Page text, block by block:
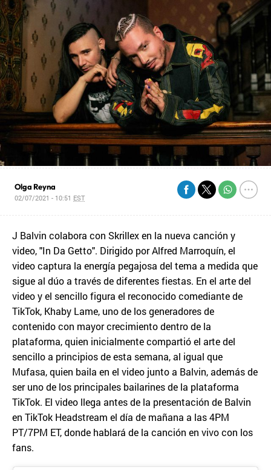
Olga Reyna
02/07/2021 - 10:51 EST
J Balvin colabora con Skrillex en la nueva canción y
video, "In Da Getto". Dirigido por Alfred Marroquín, el
video captura la energía pegajosa del tema a medida que
sigue al dúo a través de diferentes fiestas. En el arte del
video y el sencillo figura el reconocido comediante de
TikTok, Khaby Lame, uno de los generadores de
contenido con mayor crecimiento dentro de la
plataforma, quien inicialmente compartió el arte del
sencillo a principios de esta semana, al igual que
Mufasa, quien baila en el video junto a Balvin, además de
ser uno de los principales bailarines de la plataforma
TikTok. El video llega antes de la presentación de Balvin
en TikTok Headstream el día de mañana a las 4PM
PT/7PM ET, donde hablará de la canción en vivo con los
fans.